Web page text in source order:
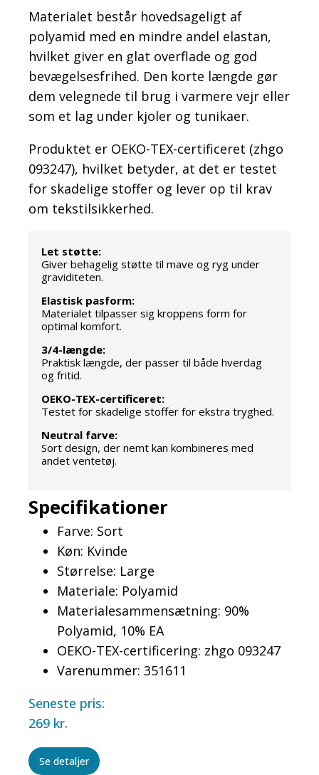
Materialet består hovedsageligt af
polyamid med en mindre andel elastan,
hvilket giver en glat overflade og god
bevægelsesfrihed. Den korte længde gør
dem velegnede til brug i varmere vejr eller
som et lag under kjoler og tunikaer.
Produktet er OEKO-TEX-certificeret (zhgo
093247), hvilket betyder, at det er testet
for skadelige stoffer og lever op til krav
om tekstilsikkerhed.
Let støtte:
Giver behagelig støtte til mave og ryg under
graviditeten.
Elastisk pasform:
Materialet tilpasser sig kroppens form for
optimal komfort.
3/4-længde:
Praktisk længde, der passer til både hverdag
og fritid.
OEKO-TEX-certificeret:
Testet for skadelige stoffer for ekstra tryghed.
Neutral farve:
Sort design, der nemt kan kombineres med
andet ventetøj.
Specifikationer
Farve: Sort
Køn: Kvinde
Størrelse: Large
Materiale: Polyamid
Materialesammensætning: 90%
Polyamid, 10% EA
OEKO-TEX-certificering: zhgo 093247
Varenummer: 351611
Seneste pris:
269 kr.
Se detaljer